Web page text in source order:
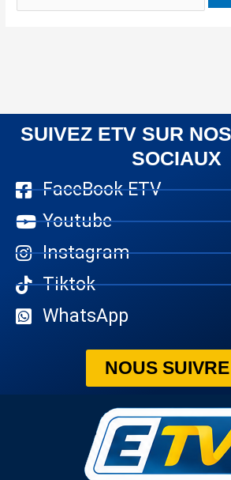
SUIVEZ ETV SUR
SOCIAUX
FaceBook ETV
Youtube
Instagram
Tiktok
WhatsApp
NOUS